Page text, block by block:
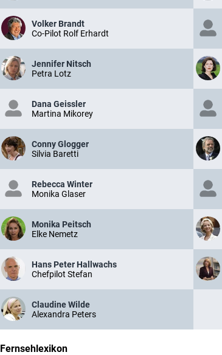
Volker Brandt
Co-Pilot Rolf Erhardt
Jennifer Nitsch
Petra Lotz
Dana Geissler
Martina Mikorey
Conny Glogger
Silvia Baretti
Rebecca Winter
Monika Glaser
Monika Peitsch
Elke Nemetz
Hans Peter Hallwachs
Chefpilot Stefan
Claudine Wilde
Alexandra Peters
Fernsehlexikon